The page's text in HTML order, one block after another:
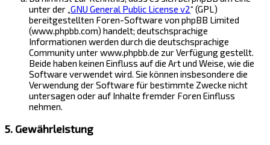
unter der „GNU General Public License v2“ (GPL)
bereitgestellten Foren-Software von phpBB Limited
(www.phpbb.com) handelt; deutschsprachige
Informationen werden durch die deutschsprachige
Community unter www.phpbb.de zur Verfügung gestellt.
Beide haben keinen Einfluss auf die Art und Weise, wie die
Software verwendet wird. Sie können insbesondere die
Verwendung der Software für bestimmte Zwecke nicht
untersagen oder auf Inhalte fremder Foren Einfluss
nehmen.
5. Gewährleistung